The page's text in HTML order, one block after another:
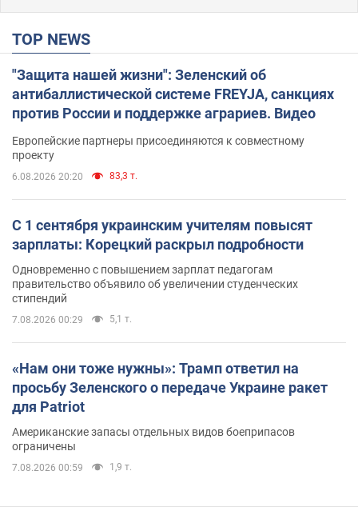
TOP NEWS
"Защита нашей жизни": Зеленский об
антибаллистической системе FREYJA, санкциях
против России и поддержке аграриев. Видео
Европейские партнеры присоединяются к совместному
проекту
6.08.2026 20:20 83,3 т.
С 1 сентября украинским учителям повысят
зарплаты: Корецкий раскрыл подробности
Одновременно с повышением зарплат педагогам
правительство объявило об увеличении студенческих
стипендий
7.08.2026 00:29 5,1 т.
«Нам они тоже нужны»: Трамп ответил на
просьбу Зеленского о передаче Украине ракет
для Patriot
Американские запасы отдельных видов боеприпасов
ограничены
7.08.2026 00:59 1,9 т.